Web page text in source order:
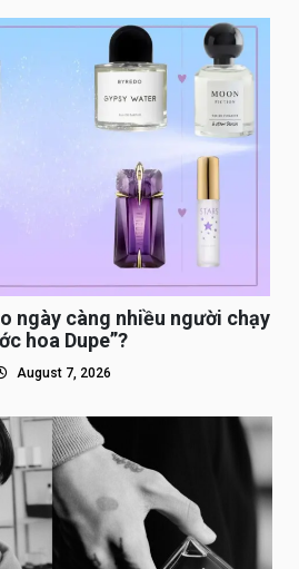
ngày càng nhiều người chạy
hoa Dupe”?
August 7, 2026